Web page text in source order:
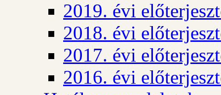
2019. évi
2018. évi
2017. évi
2016. évi